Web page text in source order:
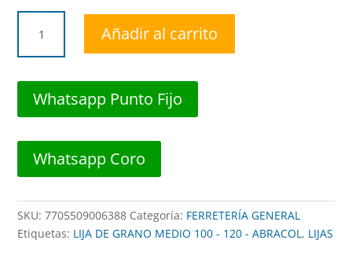
LIJA
120
ABRACOL
##
RTRK5-
1204
##
cantidad
Añadir al carrito
Whatsapp Punto Fijo
Whatsapp Coro
SKU:7705509006388 Categoría: FERRETERÍA GENERAL
Etiquetas: LIJA DE GRANO MEDIO 100 - 120 - ABRACOL , LIJAS